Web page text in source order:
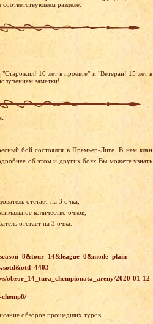
разделе.
10 лет в проекте" и "Ветеран! 15 лет в
заметки!
бой состоялся в Премьер-Лиге. В нем клан
об этом и других боях Вы можете узнать
отстает на 3 очка,
количество очков,
отстает на 3 очка.
obzor_14_tura_chempionata_areny/2020-01-12-
обзоров прошедших туров.